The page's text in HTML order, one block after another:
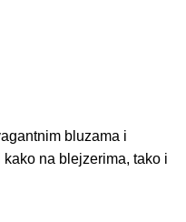
bluzama i
na blejzerima, tako i